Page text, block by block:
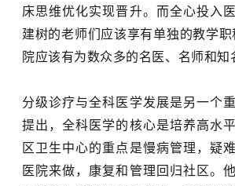
床思维优化实现晋升。而全心投入
建树的老师们应该享有单独的教学职
院应该有为数众多的名医、名师和知
分级诊疗与全科医学发展是另一个
提出，全科医学的核心是培养高水
区卫生中心的重点是慢病管理，疑
医院来做，康复和管理回归社区。